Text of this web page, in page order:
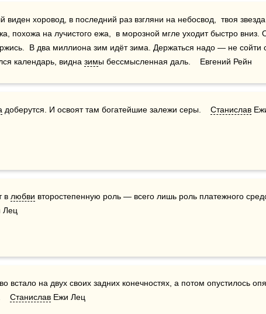
виден хоровод, в последний раз взгляни на небосвод,  твоя звезда
похожа на лучистого ежа,  в морозной мгле уходит быстро вниз.
В два миллиона зим идёт зима. Держаться надо — не сойти
календарь, видна зимы бессмысленная даль.    Евгений Рейн
доберутся. И освоят там богатейшие залежи серы. Станислав
в любви второстепенную роль — всего лишь роль платежного
Лец
встало на двух своих задних конечностях, а потом опустилось
Станислав Ежи Лец